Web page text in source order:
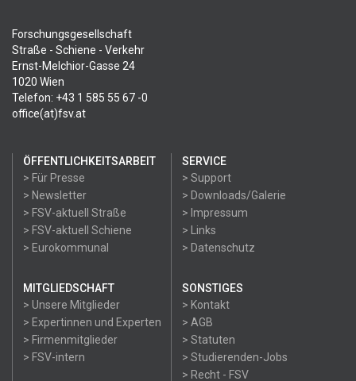
Forschungsgesellschaft
Straße - Schiene - Verkehr
Ernst-Melchior-Gasse 24
1020 Wien
Telefon: +43 1 585 55 67 -0
office(at)fsv.at
ÖFFENTLICHKEITSARBEIT
> Für Presse
> Newsletter
> FSV-aktuell Straße
> FSV-aktuell Schiene
> Eurokommunal
SERVICE
> Support
> Downloads/Galerie
> Impressum
> Links
> Datenschutz
MITGLIEDSCHAFT
> Unsere Mitglieder
> Expertinnen und Experten
> Firmenmitglieder
> FSV-intern
SONSTIGES
> Kontakt
> AGB
> Statuten
> Studierenden-Jobs
> Recht - FSV